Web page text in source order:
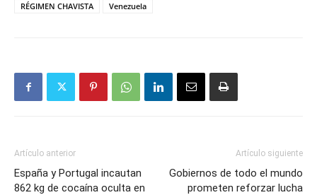
RÉGIMEN CHAVISTA
Venezuela
Artículo anterior
España y Portugal incautan
862 kg de cocaína oculta en
Artículo siguiente
Gobiernos de todo el mundo
prometen reforzar lucha